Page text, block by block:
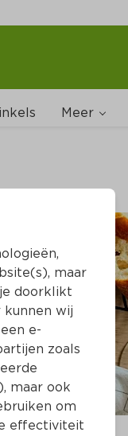
Meer
maar
doorklikt
kunnen wij
e-
zoals
maar ook
om
effectiviteit